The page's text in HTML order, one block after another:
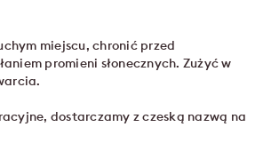
miejscu, chronić przed
promieni słonecznych. Zużyć w
dostarczamy z czeską nazwą na